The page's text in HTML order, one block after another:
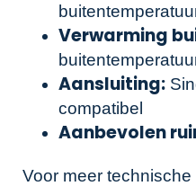
Verwarming
Aansluiting:
compatibel
Aanbevolen
Voor meer